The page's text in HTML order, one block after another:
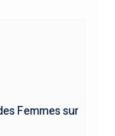
Femmes sur